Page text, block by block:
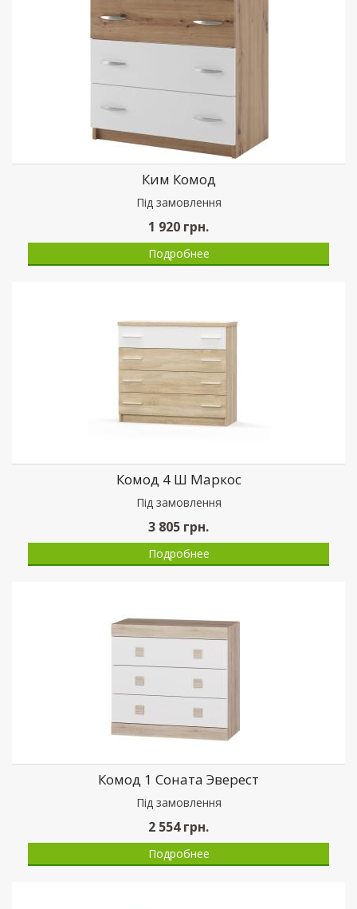
Ким Комод
Пiд замовлення
1 920 грн.
Подробнее
Комод 4 Ш Маркос
Пiд замовлення
3 805 грн.
Подробнее
Комод 1 Соната Эверест
Пiд замовлення
2 554грн.
Подробнее